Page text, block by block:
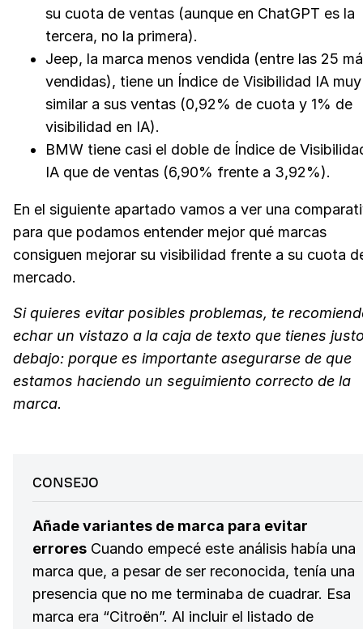
su cuota de ventas (aunque en ChatGPT es la
tercera, no la primera).
Jeep, la marca menos vendida (entre las 25
vendidas), tiene un Índice de Visibilidad IA muy
similar a sus ventas (0,92% de cuota y 1% de
visibilidad en IA).
BMW tiene casi el doble de Índice de
IA que de ventas (6,90% frente a 3,92%).
En el siguiente apartado vamos a ver una
para que podamos entender mejor qué marcas
consiguen mejorar su visibilidad frente a su cuota
mercado.
Si quieres evitar posibles problemas, te
echar un vistazo a la caja de texto que tienes
debajo: porque es importante asegurarse de que
estamos haciendo un seguimiento correcto de la
marca.
CONSEJO
Añade variantes de marca para evitar
errores Cuando empecé este análisis había una
marca que, a pesar de ser reconocida, tenía una
presencia que no me terminaba de cuadrar. Esa
marca era “Citroën”. Al incluir el listado de